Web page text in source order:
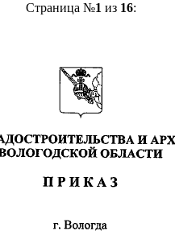
Страница №1 из 16: